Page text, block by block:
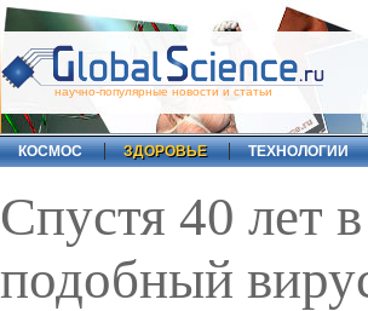
научно-популярные новости и статьи
КОСМОС ЗДОРОВЬЕ ТЕХНОЛОГИИ
Спустя 40 лет
подобный